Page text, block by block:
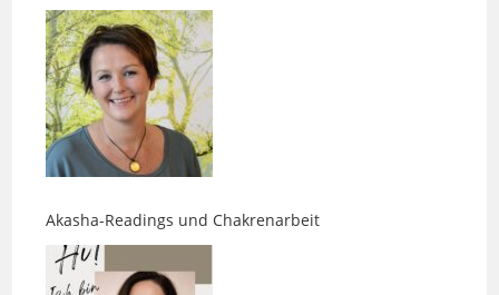
Akasha-Readings und Chakrenarbeit